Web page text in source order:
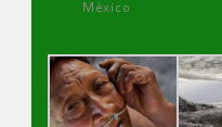
México